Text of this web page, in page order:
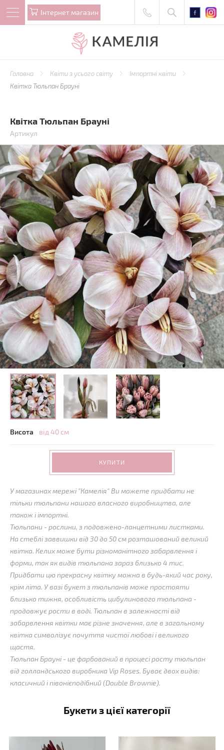
Iнтернет магазин
Головна Квіти з усього світу
Імпортні квіти
Квітка Тюльпан Брауні
Квітка Тюльпан Брауні
Артикул
Висота від 40 см
КУПИТИ
У магазинах мережі "Камелія" Ви можете придбати не
тільки тюльпани нашого власного виробництва, але
також і імпортні.
Тюльпани - рослини, з подовжено-ланцетними листками.
На стеблі заввишки від 30 до 50 см розташований великий
квітка. Келих може бути різноманітного забарвлення і
форми, так як видів тюльпана зараз близько 4 тис.
Придбати цю прекрасну квітку можна в будь-який час року,
крім літа. У вазі букет з тюльпанів може простояти
близько тижня, особливість цибулинового тюльпана -
продовжує рости в воді. Тюльпан в залежності від
забарвлення квітки має різне значення, але в загальному
квітка символізує почуття чистої любові і великого
щастя.
Тюльпан Брауні - це фарбований в процесі росту тюльпан
від голландського виробника Vip Roses. Буває двох видів:
класичний і півонієподібний (Double Brownie).
Букети з цієї категорії